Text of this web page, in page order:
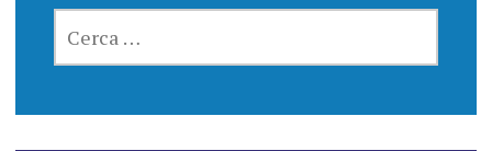
PER: